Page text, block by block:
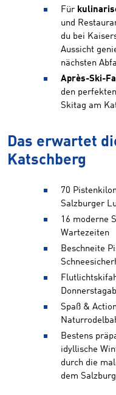
Für
und
du bei
Aussicht
nächsten
Après-Ski-
den
Skitag am
Das erwartet
Katschberg
70
Salzburger
16 moderne
Wartezeiten
Beschneite
Spaß &
Bestens
idyllische
durch die
dem